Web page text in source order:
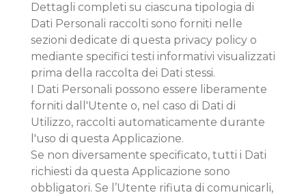
Dettagli completi su ciascuna tipologia di
Dati Personali raccolti sono forniti nelle
sezioni dedicate di questa privacy policy o
mediante specifici testi informativi visualizzati
prima della raccolta dei Dati stessi.
I Dati Personali possono essere liberamente
forniti dall'Utente o, nel caso di Dati di
Utilizzo, raccolti automaticamente durante
l'uso di questa Applicazione.
Se non diversamente specificato, tutti i Dati
richiesti da questa Applicazione sono
obbligatori. Se l’Utente rifiuta di comunicarli,